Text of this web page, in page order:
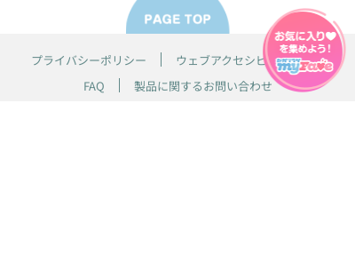
プライバシーポリシー
ウェブアクセシビリティ方針
FAQ
製品に関するお問い合わせ